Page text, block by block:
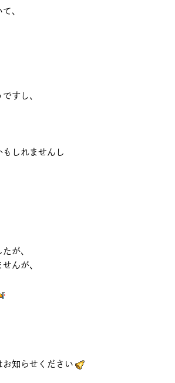
、
すし、
しれませんし
が、
んが、
知らせください